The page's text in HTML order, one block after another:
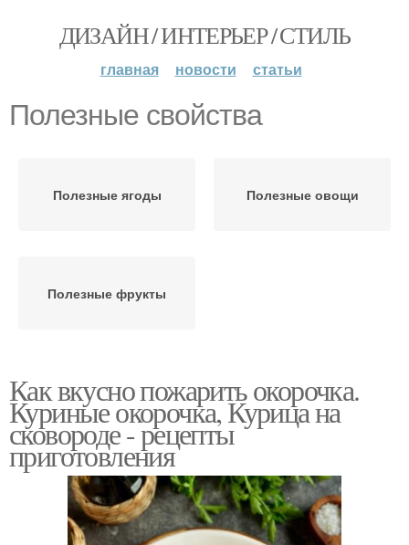
ДИЗАЙН / ИНТЕРЬЕР / СТИЛЬ
главная новости статьи
Полезные свойства
Полезные ягоды Полезные овощи
Полезные фрукты
Как вкусно пожарить окорочка.
Куриные окорочка, Курица на
сковороде - рецепты
приготовления